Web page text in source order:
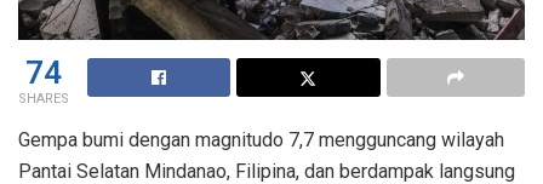
74
SHARES
Gempa bumi dengan magnitudo 7,7 mengguncang wilayah
Pantai Selatan Mindanao, Filipina, dan berdampak langsung